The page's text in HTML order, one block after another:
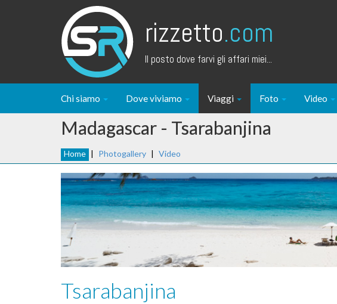
rizzetto.com
Il posto dove farvi gli affari miei...
Chi siamo Dove viviamo Viaggi Foto Video
Madagascar - Tsarabanjina
Home | Photogallery | Video
Tsarabanjina